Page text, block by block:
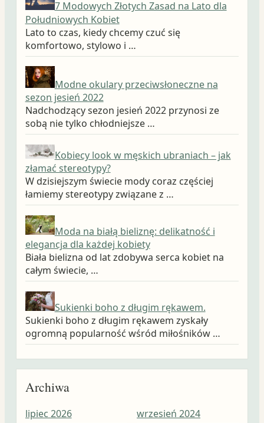
7 Modowych Złotych Zasad na Lato dla
Południowych Kobiet
Lato to czas, kiedy chcemy czuć się
komfortowo, stylowo i …
Modne okulary przeciwsłoneczne na
sezon jesień 2022
Nadchodzący sezon jesień 2022 przynosi ze
sobą nie tylko chłodniejsze …
Kobiecy look w męskich ubraniach – jak
złamać stereotypy?
W dzisiejszym świecie mody coraz częściej
łamiemy stereotypy związane z …
Moda na białą bieliznę: delikatność i
elegancja dla każdej kobiety
Biała bielizna od lat zdobywa serca kobiet na
całym świecie, …
Sukienki boho z długim rękawem.
Sukienki boho z długim rękawem zyskały
ogromną popularność wśród miłośników …
Archiwa
lipiec 2026
wrzesień 2024